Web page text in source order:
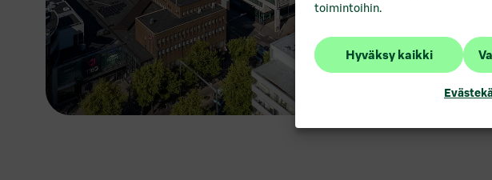
toimintoihin.
Hyväksy kaikki